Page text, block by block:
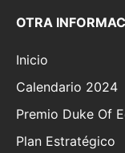
OTRA
Inicio
Calendario 2024
Premio Duke Of
Plan Estratégico